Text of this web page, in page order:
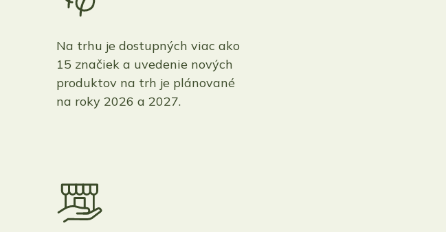
Na trhu je dostupných viac ako
15 značiek a uvedenie nových
produktov na trh je plánované
na roky 2026 a 2027.